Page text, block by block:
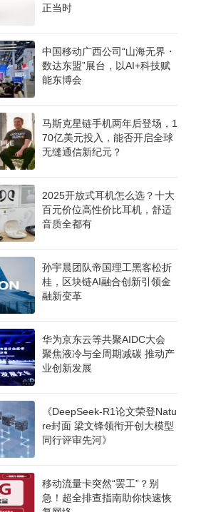
正当时
中国移动广西公司“山海无界・
数达东盟”展台，以AI+科技赋
能东博会
马斯克星链手机两年后登场，1
70亿美元投入，能否开启全球
无缝通信新纪元？
2025开放式耳机怎么选？十大
百元价位高性价比耳机，舒适
音质全都有
孙宇晨团队帝国理工黑客松折
桂，区块链AI融合创新引领金
融新变革
​华为京东云等共聚AIDC大会
聚焦液冷与全周期减碳 推动产
业创新发展​
《DeepSeek-R1论文荣登Natu
re封面 梁文锋领衔开创大模型
同行评审先河》
移动流量卡突然“罢工”？别
急！超全排查指南助你快速恢